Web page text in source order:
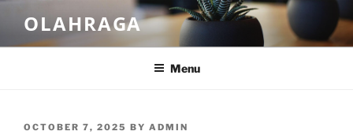
content
OLAHRAGA
Menu
POSTED
OCTOBER 7, 2025 BY ADMIN